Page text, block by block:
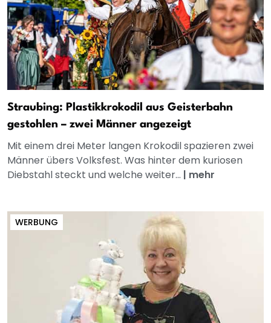
Straubing: Plastikkrokodil aus Geisterbahn
gestohlen – zwei Männer angezeigt
Mit einem drei Meter langen Krokodil spazieren zwei
Männer übers Volksfest. Was hinter dem kuriosen
Diebstahl steckt und welche weiter... | mehr
WERBUNG